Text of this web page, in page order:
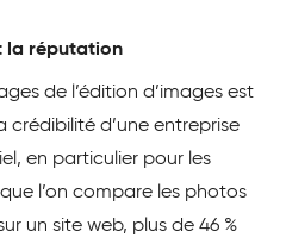
la réputation
de l’édition d’images est
crédibilité d’une entreprise
en particulier pour les
l’on compare les photos
un site web, plus de 46 %